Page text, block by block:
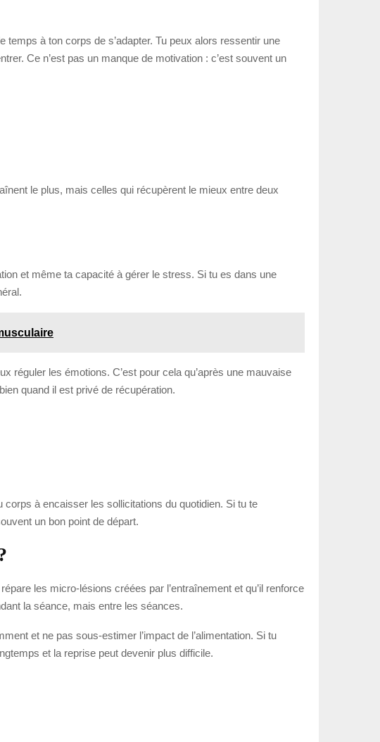
à ton corps de s’adapter. Tu peux alors ressentir une
Ce n’est pas un manque de motivation : c’est souvent un
le plus, mais celles qui récupèrent le mieux entre deux
et même ta capacité à gérer le stress. Si tu es dans une
réguler les émotions. C’est pour cela qu’après une mauvaise
quand il est privé de récupération.
à encaisser les sollicitations du quotidien. Si tu te
un bon point de départ.
les micro-lésions créées par l’entraînement et qu’il renforce
la séance, mais entre les séances.
et ne pas sous-estimer l’impact de l’alimentation. Si tu
et la reprise peut devenir plus difficile.